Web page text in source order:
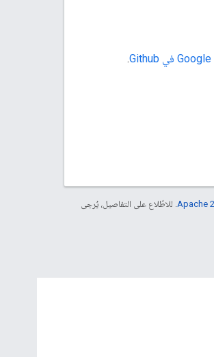
.
. للاطّلاع على التفاصيل، يُرجى